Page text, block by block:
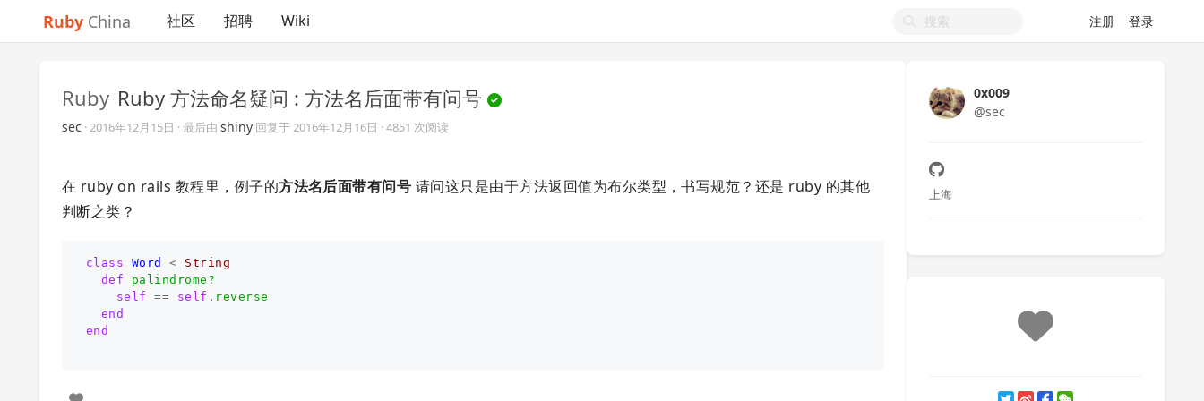
Ruby China 社区 招聘 Wiki 注册 登录
Ruby Ruby 方法命名疑问 : 方法名后面带有问号
sec ·2016年12月15日 · 最后由 shiny 回复于2016年12月16日 · 4851 次阅读
在 ruby on rails 教程里，例子的方法名后面带有问号 请问这只是由于方法返回值为布尔类型，书写规范？还是 ruby 的其他
判断之类？
class Word <
String
def
palindrome?
self
== self . reverse
end
end
0x009
@sec
上海